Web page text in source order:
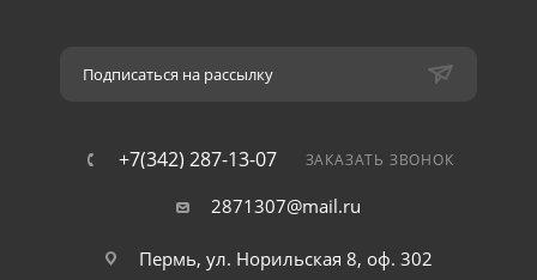
Подписаться на рассылку
+7(342) 287-13-07 ЗАКАЗАТЬ ЗВОНОК
2871307@mail.ru
Пермь, ул. Норильская 8, оф. 302